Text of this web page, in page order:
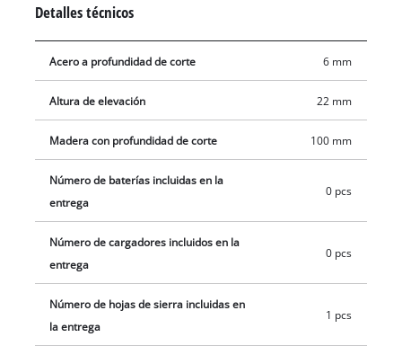
sujetar. Además, cuenta con soportes de goma adicionales
para proteger la carcasa. Se suministra sin batería ni
cargador. Estos están disponibles por separado.
Detalles técnicos
Acero a profundidad de corte 6 mm
Altura de elevación 22 mm
Madera con profundidad de corte 100 mm
Número de baterías incluidas en la
entrega
0 pcs
Número de cargadores incluidos en la
entrega
0 pcs
Número de hojas de sierra incluidas en
la entrega
1 pcs